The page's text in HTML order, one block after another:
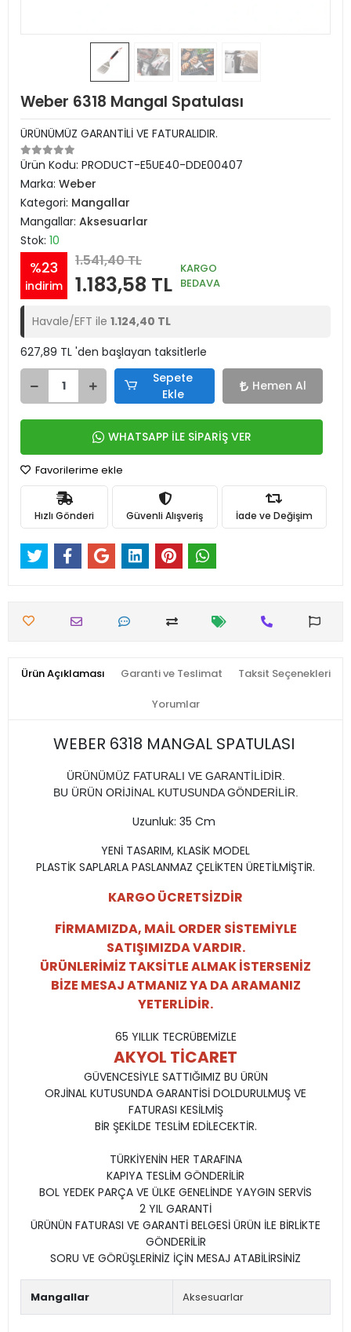
Weber 6318 Mangal Spatulası
ÜRÜNÜMÜZ GARANTİLİ VE FATURALIDIR.
Ürün Kodu: PRODUCT-E5UE40-DDE00407
Marka: Weber
Kategori: Mangallar
Mangallar: Aksesuarlar
Stok: 10
%23
indirim
1.541,40 TL
1.183,58 TL
KARGO
BEDAVA
Havale/EFT ile 1.124,40 TL
627,89 TL 'den başlayan taksitlerle
Sepete
Ekle
Hemen Al
WHATSAPP İLE SİPARİŞ VER
Favorilerime ekle
Hızlı Gönderi Güvenli Alışveriş İade ve Değişim
Ürün Açıklaması Garanti ve Teslimat Taksit Seçenekleri
Yorumlar
WEBER 6318 MANGAL SPATULASI
ÜRÜNÜMÜZ FATURALI VE GARANTİLİDİR.
BU ÜRÜN ORİJİNAL KUTUSUNDA GÖNDERİLİR.
Uzunluk: 35 Cm
YENİ TASARIM, KLASİK MODEL
PLASTİK SAPLARLA PASLANMAZ ÇELİKTEN ÜRETİLMİŞTİR.
KARGO ÜCRETSİZDİR
FİRMAMIZDA, MAİL ORDER SİSTEMİYLE
SATIŞIMIZDA VARDIR.
ÜRÜNLERİMİZ TAKSİTLE ALMAK İSTERSENİZ
BİZE MESAJ ATMANIZ YA DA ARAMANIZ
YETERLİDİR.
65 YILLIK TECRÜBEMİZLE
AKYOL TİCARET
GÜVENCESİYLE SATTIĞIMIZ BU ÜRÜN
ORJİNAL KUTUSUNDA GARANTİSİ DOLDURULMUŞ VE
FATURASI KESİLMİŞ
BİR ŞEKİLDE TESLİM EDİLECEKTİR.
TÜRKİYENİN HER TARAFINA
KAPIYA TESLİM GÖNDERİLİR
BOL YEDEK PARÇA VE ÜLKE GENELİNDE YAYGIN SERVİS
2 YIL GARANTİ
ÜRÜNÜN FATURASI VE GARANTİ BELGESİ ÜRÜN İLE BİRLİKTE
GÖNDERİLİR
SORU VE GÖRÜŞLERİNİZ İÇİN MESAJ ATABİLİRSİNİZ
Mangallar Aksesuarlar